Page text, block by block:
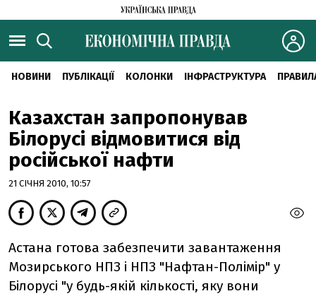
НОВИНИ ПУБЛІКАЦІЇ КОЛОНКИ ІНФРАСТРУКТУРА
Казахстан запропонував
Білорусі відмовитися від
російської нафти
21 СІЧНЯ 2010, 10:57
Астана готова забезпечити завантаження
Мозирського НПЗ і НПЗ "Нафтан-Полімір" у
Білорусі "у будь-якій кількості, яку вони